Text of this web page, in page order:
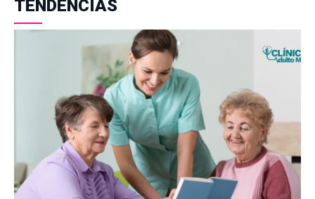
TENDENCIAS